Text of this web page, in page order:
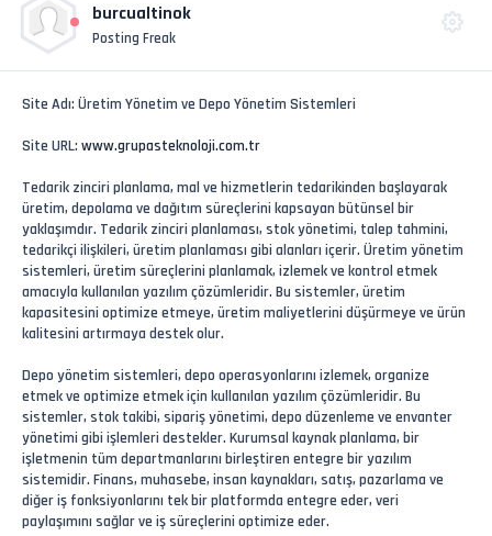
burcualtinok
Posting Freak
Site Adı: Üretim Yönetim ve Depo Yönetim Sistemleri
Site URL: www.grupasteknoloji.com.tr
Tedarik zinciri planlama, mal ve hizmetlerin tedarikinden başlayarak
üretim, depolama ve dağıtım süreçlerini kapsayan bütünsel bir
yaklaşımdır. Tedarik zinciri planlaması, stok yönetimi, talep tahmini,
tedarikçi ilişkileri, üretim planlaması gibi alanları içerir. Üretim yönetim
sistemleri, üretim süreçlerini planlamak, izlemek ve kontrol etmek
amacıyla kullanılan yazılım çözümleridir. Bu sistemler, üretim
kapasitesini optimize etmeye, üretim maliyetlerini düşürmeye ve ürün
kalitesini artırmaya destek olur.
Depo yönetim sistemleri, depo operasyonlarını izlemek, organize
etmek ve optimize etmek için kullanılan yazılım çözümleridir. Bu
sistemler, stok takibi, sipariş yönetimi, depo düzenleme ve envanter
yönetimi gibi işlemleri destekler. Kurumsal kaynak planlama, bir
işletmenin tüm departmanlarını birleştiren entegre bir yazılım
sistemidir. Finans, muhasebe, insan kaynakları, satış, pazarlama ve
diğer iş fonksiyonlarını tek bir platformda entegre eder, veri
paylaşımını sağlar ve iş süreçlerini optimize eder.